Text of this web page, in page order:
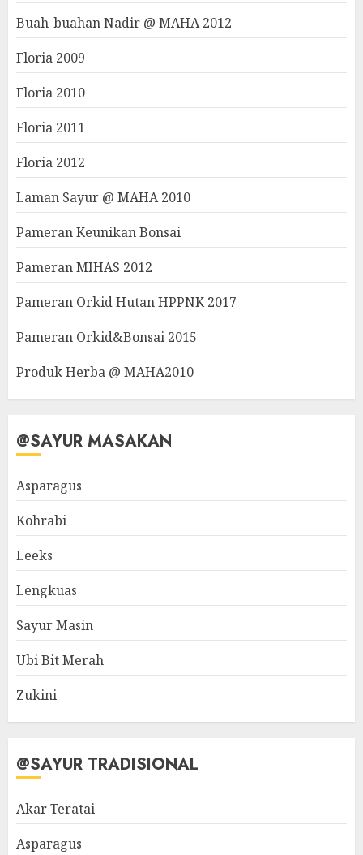
Buah-buahan Nadir @ MAHA 2012
Floria 2009
Floria 2010
Floria 2011
Floria 2012
Laman Sayur @ MAHA 2010
Pameran Keunikan Bonsai
Pameran MIHAS 2012
Pameran Orkid Hutan HPPNK 2017
Pameran Orkid&Bonsai 2015
Produk Herba @ MAHA2010
@SAYUR MASAKAN
Asparagus
Kohrabi
Leeks
Lengkuas
Sayur Masin
Ubi Bit Merah
Zukini
@SAYUR TRADISIONAL
Akar Teratai
Asparagus